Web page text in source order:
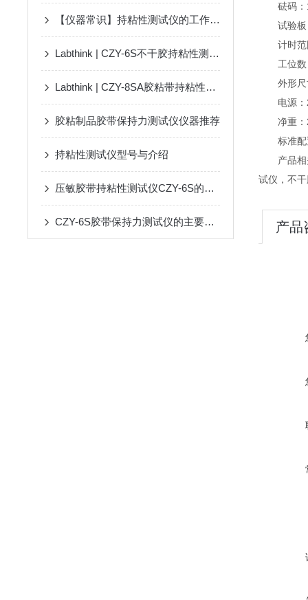
【仪器常识】持粘性测试仪的工作原理
Labthink | CZY-6S不干胶持粘性测试仪 产品介绍
Labthink | CZY-8SA胶粘带持粘性测试仪 产品介绍
胶粘制品胶带保持力测试仪仪器推荐
持粘性测试仪型号与介绍
压敏胶带持粘性测试仪CZY-6S的试验操作方法
CZY-6S胶带保持力测试仪的主要技术参数
砝码
试验
计时
工位
外形
电源
净重
标准
产品
试仪，不
产品